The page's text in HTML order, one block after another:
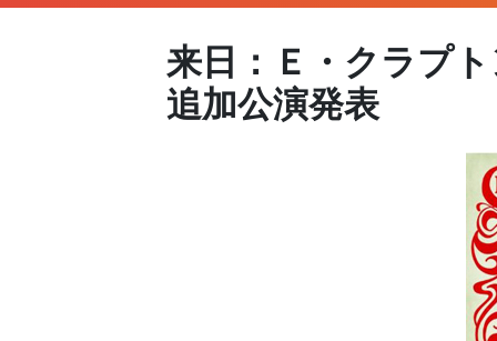
来日：Ｅ・クラプ
追加公演発表